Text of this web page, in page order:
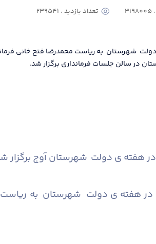
تعداد بازدید : 239541
شهرستان به ریاست محمدرضا فتح خانی
در سالن جلسات فرمانداری برگزار شد.
هفته ی دولت شهرستان آوج برگزار
هفته ی دولت شهرستان به ریاست